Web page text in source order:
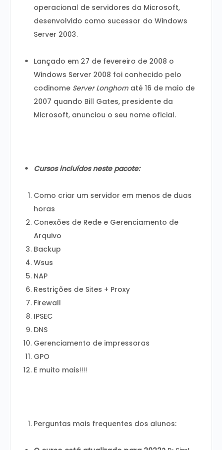
operacional de servidores da Microsoft,
desenvolvido como sucessor do Windows
Server 2003.
Lançado em 27 de fevereiro de 2008 o
Windows Server 2008 foi conhecido pelo
codinome Server Longhornaté 16 de maio de
2007 quando Bill Gates, presidente da
Microsoft, anunciou o seu nome oficial.
Cursos incluídos neste pacote:
Como criar um servidor em menos de duas
horas
Conexões de Rede e Gerenciamento de
Arquivo
Backup
Wsus
NAP
Restrições de Sites + Proxy
Firewall
IPSEC
DNS
Gerenciamento de impressoras
GPO
E muito mais!!!!
Perguntas mais frequentes dos alunos: